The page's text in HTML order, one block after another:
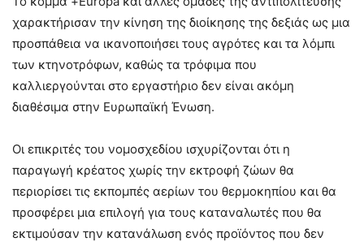
χαρακτήρισαν την κίνηση της διοίκησης της δεξιάς ως μια
προσπάθεια να ικανοποιήσει τους αγρότες και τα λόμπι
των κτηνοτρόφων, καθώς τα τρόφιμα που
καλλιεργούνται στο εργαστήριο δεν είναι ακόμη
διαθέσιμα στην Ευρωπαϊκή Ένωση.
Οι επικριτές του νομοσχεδίου ισχυρίζονται ότι η
παραγωγή κρέατος χωρίς την εκτροφή ζώων θα
περιορίσει τις εκπομπές αερίων του θερμοκηπίου και θα
προσφέρει μια επιλογή για τους καταναλωτές που θα
εκτιμούσαν την κατανάλωση ενός προϊόντος που δεν